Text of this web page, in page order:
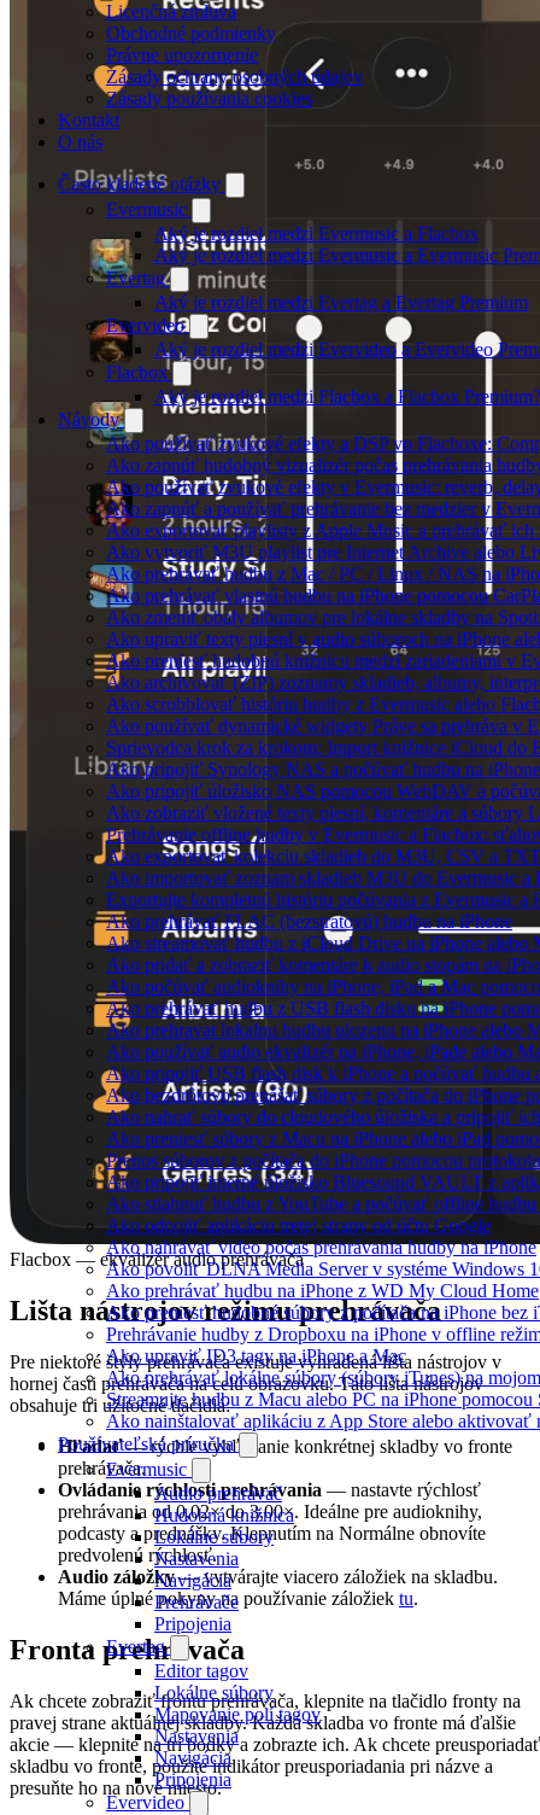
Licenčná zmluva
Obchodné podmienky
Právne upozornenie
Zásady ochrany osobných údajov
Zásady používania cookies
Kontakt
O nás
Často kladené otázky
Evermusic
Aký je rozdiel medzi Evermusic a Flacbox
Aký je rozdiel medzi Evermusic a Evermusic
Evertag
Aký je rozdiel medzi Evertag a Evertag Premium
Evervideo
Aký je rozdiel medzi Evervideo a Evervideo
Flacbox
Aký je rozdiel medzi Flacbox a Flacbox Premium?
Návody
Ako používať zvukové efekty a DSP vo Flacboxe:
Ako zapnúť hudobný vizualizér počas prehrávania
Ako používať zvukové efekty v Evermusic: reverb,
Ako zapnúť a používať prehrávanie bez medzier v
Ako exportovať playlisty z Apple Music a prehrávať ich
Ako vytvoriť M3U playlist pre Internet Archive alebo
Ako prehrávať hudbu z Mac / PC / Linux / NAS na
Ako prehrávať vlastnú hudbu na iPhone pomocou
Ako zmeniť obaly albumov pre lokálne skladby na
Ako upraviť texty piesní v audio súboroch na iPhone
Ako preniesť hudobnú knižnicu medzi zariadeniami v
Ako archivovať (ZIP) zoznamy skladieb, albumy,
Ako scrobblovať históriu hudby z Evermusic alebo
Ako používať dynamické widgety Práve sa prehráva v
Sprievodca krok za krokom: Import knižnice iCloud do
Ako pripojiť Synology NAS a počúvať hudbu na
Ako pripojiť úložisko NAS pomocou WebDAV a
Ako zobraziť vložené texty piesní, komentáre a súbory
Prehrávanie offline hudby v Evermusic a Flacbox:
Ako exportovať kolekciu skladieb do M3U, CSV a
Ako importovať zoznam skladieb M3U do Evermusic a
Exportujte kompletnú históriu počúvania z Evermusic a
Ako prehrávať FLAC (bezstratovú) hudbu na iPhone
Ako streamovať hudbu z iCloud Drive na iPhone alebo
Ako pridať a zobraziť komentáre k audio stopám na
Ako počúvať audioknihy na iPhone, iPad a Mac
Ako prehrávať hudbu z USB flash disku na iPhone
Ako prehravat lokalnu hudbu ulozenu na iPhone alebo
Ako používať audio ekvalizér na iPhone, iPade alebo
Ako pripojiť USB flash disk k iPhone a počúvať hudbu
Ako bezdrôtovo prenášať súbory z počítača do iPhone
Ako nahrať súbory do cloudového úložiska a pripojiť
Ako preniesť súbory z Macu na iPhone alebo iPad
Prenos súborov z počítača do iPhone pomocou
Ako pripojiť interné úložisko Bluesound VAULT z
Ako stiahnuť hudbu z YouTube a počúvať offline hudbu
Ako odpojiť aplikáciu tretej strany od účtu Google
Ako nahrávať video počas prehrávania hudby na iPhone
Ako povoliť DLNA Media Server v systéme Windows
Ako prehrávať hudbu na iPhone z WD My Cloud Home
Ako preniesť hudobné súbory z počítača na iPhone bez
Prehrávanie hudby z Dropboxu na iPhone v offline
Ako upraviť ID3 tagy na iPhone a Mac
Ako prehrávať lokálne súbory (súbory iTunes) na
Streamujte hudbu z Macu alebo PC na iPhone
Ako nainštalovať aplikáciu z App Store alebo
Používateľská príručka
Evermusic
Audio prehrávač
Hudobná knižnica
Lokálne súbory
Nastavenia
Navigácia
Prehrávače
Pripojenia
Evertag
Editor tagov
Lokálne súbory
Mapovanie polí tagov
Nastavenia
Navigácia
Pripojenia
Evervideo
Flacbox — ekvalizér audio prehrávača
Lišta nástrojov režimu prehrávača
Pre niektoré štýly prehrávača existuje vyhradená lišta nástrojov v
hornej časti prehrávača na celú obrazovku. Táto lišta nástrojov
obsahuje tri užitočné tlačidlá:
Hľadať— rýchle vyhľadanie konkrétnej skladby vo fronte
prehrávača.
Ovládanie rýchlosti prehrávania — nastavte rýchlosť
prehrávania od 0,02× do 3,00×. Ideálne pre audioknihy,
podcasty a prednášky. Klepnutím na Normálne obnovíte
predvolenú rýchlosť.
Audio záložky— vytvárajte viacero záložiek na skladbu.
Máme úplné pokyny na používanie záložiek tu.
Fronta prehrávača
Ak chcete zobraziť frontu prehrávača, klepnite na tlačidlo fronty na
pravej strane aktuálnej skladby. Každá skladba vo fronte má ďalšie
akcie — klepnite na tri bodky a zobrazte ich. Ak chcete preusporiadať
skladbu vo fronte, použite indikátor preusporiadania pri názve a
presuňte ho na nové miesto.